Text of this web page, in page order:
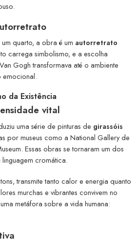
quarto, a obra é um autorretrato
carrega simbolismo, e a escolha
Gogh transformava até o ambiente
emocional.
da Existência
vital
uma série de pinturas de girassóis
por museus como a National Gallery de
Essas obras se tornaram um dos
cromática.
transmite tanto calor e energia quanto
murchas e vibrantes convivem no
metáfora sobre a vida humana: